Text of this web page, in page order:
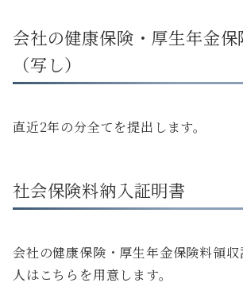
会社の健康保険・厚生年金
（写し）
直近2年の分全てを提出します。
社会保険料納入証明書
会社の健康保険・厚生年金保険料領
人はこちらを用意します。